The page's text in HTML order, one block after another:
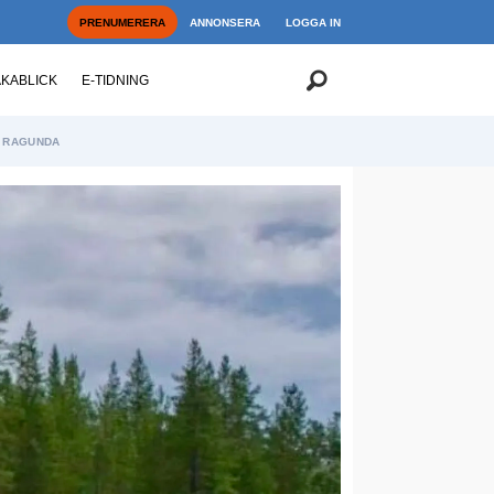
PRENUMERERA ANNONSERA LOGGA IN
E-TIDNING
RAGUNDA